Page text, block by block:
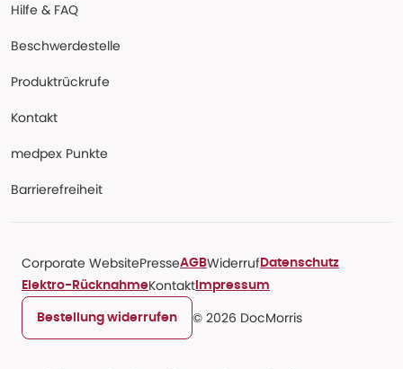
Hilfe & FAQ
Beschwerdestelle
Produktrückrufe
Kontakt
medpex Punkte
Barrierefreiheit
Corporate WebsitePresseAGBWiderruf Datenschutz
Elektro-RücknahmeKontakt Impressum
Bestellung widerrufen © 2026 DocMorris